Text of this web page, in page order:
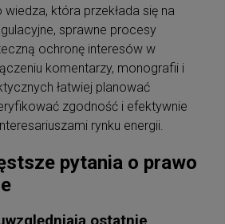
wiedza, która przekłada się na
sprawne procesy
ochronę interesów w
komentarzy, monografii i
łatwiej planować
zgodność i efektywnie
rynku energii.
pytania o prawo
ostatnie